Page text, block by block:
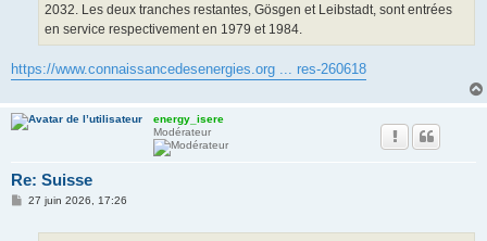
2032. Les deux tranches restantes, Gösgen et Leibstadt, sont entrées
en service respectivement en 1979 et 1984.
https://www.connaissancedesenergies.org ... res-260618
energy_isere
Modérateur
Re: Suisse
M27 juin 2026, 17:26